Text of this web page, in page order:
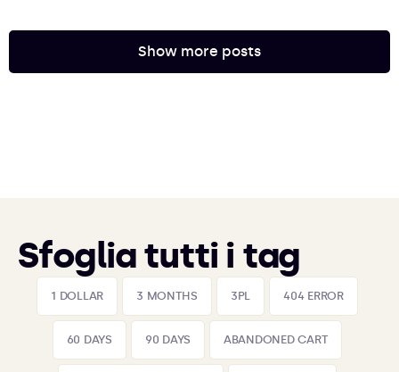
Show more posts
Sfoglia tutti i tag
1 DOLLAR 3 MONTHS 3PL 404 ERROR
60 DAYS 90 DAYS ABANDONED CART